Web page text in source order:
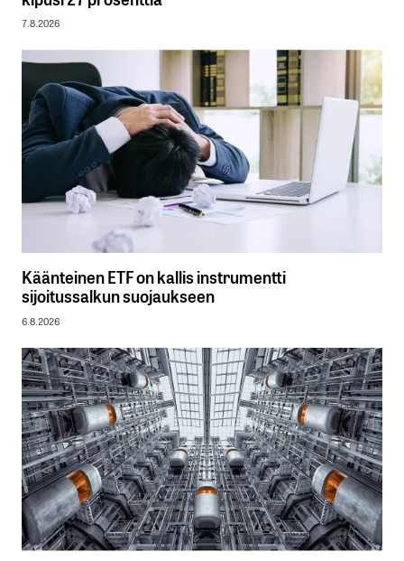
7.8.2026
Käänteinen ETF on kallis instrumentti
sijoitussalkun suojaukseen
6.8.2026